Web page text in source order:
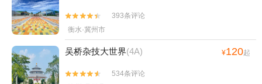


393条评论
衡水·冀州市
吴桥杂技大世界(4A) ¥120起


534条评论